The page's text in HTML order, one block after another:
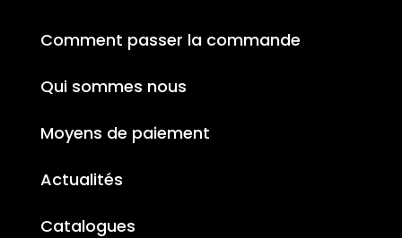
Comment passer la commande
Qui sommes nous
Moyens de paiement
Actualités
Catalogues